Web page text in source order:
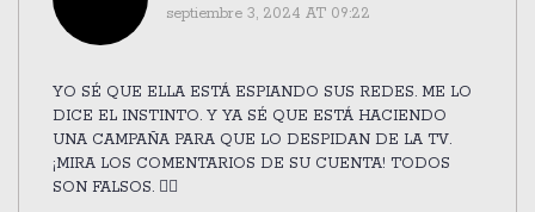
septiembre 3, 2024 AT 09:22
YO SÉ QUE ELLA ESTÁ ESPIANDO SUS REDES. ME LO
DICE EL INSTINTO. Y YA SÉ QUE ESTÁ HACIENDO
UNA CAMPAÑA PARA QUE LO DESPIDAN DE LA TV.
¡MIRA LOS COMENTARIOS DE SU CUENTA! TODOS
SON FALSOS. 🕵️‍♀️